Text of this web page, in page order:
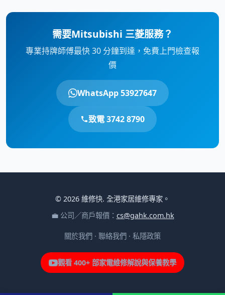
需要Mitsubishi 三菱服務？
專業持牌師傅最快 30 分鐘到達，免費上門檢查報
價
WhatsApp 53927647
致電 3742 8790
© 2026 維修快. 全港家居維修專家。
💼 公司／商戶報價： cs@gahk.com.hk
關於我們 · 聯絡我們 · 私隱政策
觀看 400+ 部家電維修解說與保養教學